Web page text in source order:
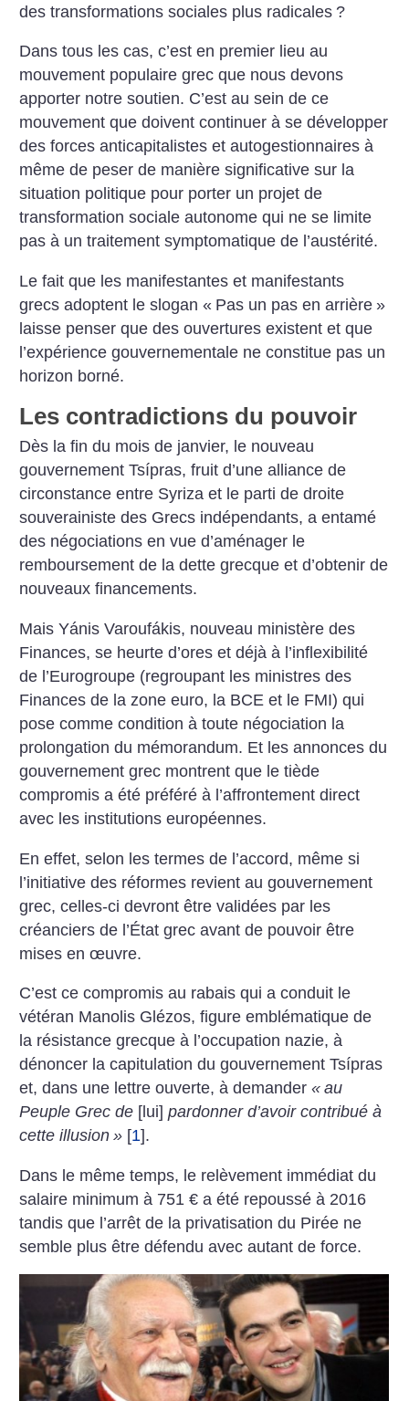
des transformations sociales plus radicales ?
Dans tous les cas, c’est en premier lieu au
mouvement populaire grec que nous devons
apporter notre soutien. C’est au sein de ce
mouvement que doivent continuer à se développer
des forces anticapitalistes et autogestionnaires à
même de peser de manière significative sur la
situation politique pour porter un projet de
transformation sociale autonome qui ne se limite
pas à un traitement symptomatique de l’austérité.
Le fait que les manifestantes et manifestants
grecs adoptent le slogan « Pas un pas en arrière »
laisse penser que des ouvertures existent et que
l’expérience gouvernementale ne constitue pas un
horizon borné.
Les contradictions du pouvoir
Dès la fin du mois de janvier, le nouveau
gouvernement Tsípras, fruit d’une alliance de
circonstance entre Syriza et le parti de droite
souverainiste des Grecs indépendants, a entamé
des négociations en vue d’aménager le
remboursement de la dette grecque et d’obtenir de
nouveaux financements.
Mais Yánis Varoufákis, nouveau ministère des
Finances, se heurte d’ores et déjà à l’inflexibilité
de l’Eurogroupe (regroupant les ministres des
Finances de la zone euro, la BCE et le FMI) qui
pose comme condition à toute négociation la
prolongation du mémorandum. Et les annonces du
gouvernement grec montrent que le tiède
compromis a été préféré à l’affrontement direct
avec les institutions européennes.
En effet, selon les termes de l’accord, même si
l’initiative des réformes revient au gouvernement
grec, celles-ci devront être validées par les
créanciers de l’État grec avant de pouvoir être
mises en œuvre.
C’est ce compromis au rabais qui a conduit le
vétéran Manolis Glézos, figure emblématique de
la résistance grecque à l’occupation nazie, à
dénoncer la capitulation du gouvernement Tsípras
et, dans une lettre ouverte, à demander« au
Peuple Grec de [lui]pardonner d’avoir contribué à
cette illusion » [1].
Dans le même temps, le relèvement immédiat du
salaire minimum à 751 € a été repoussé à 2016
tandis que l’arrêt de la privatisation du Pirée ne
semble plus être défendu avec autant de force.